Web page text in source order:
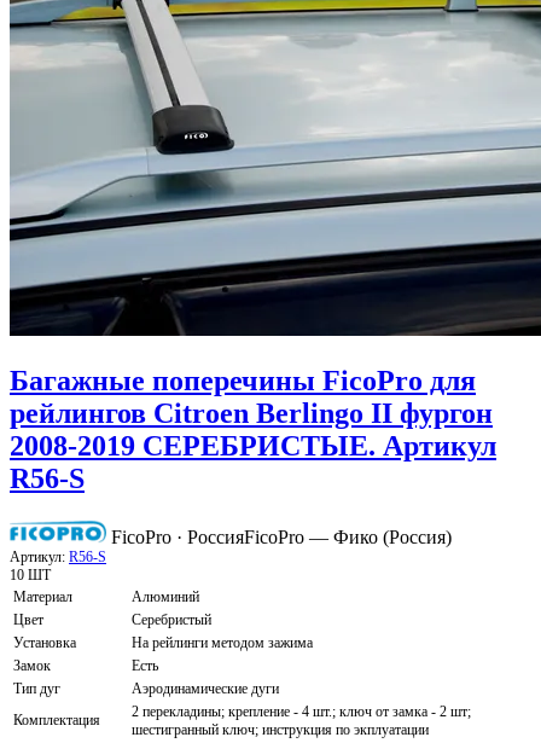
Багажные поперечины FicoPro для
рейлингов Citroen Berlingo II фургон
2008-2019 СЕРЕБРИСТЫЕ. Артикул
R56-S
FicoPro · РоссияFicoPro — Фико (Россия)
Артикул: R56-S
10 ШТ
Материал
Алюминий
Цвет
Серебристый
Установка
На рейлинги методом зажима
Замок
Есть
Тип дуг
Аэродинамические дуги
Комплектация
2 перекладины; крепление - 4 шт.; ключ от замка - 2 шт;
шестигранный ключ; инструкция по экплуатации